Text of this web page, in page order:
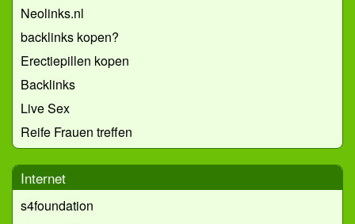
Neolinks.nl
backlinks kopen?
Erectiepillen kopen
Backlinks
Live Sex
Reife Frauen treffen
Internet
s4foundation